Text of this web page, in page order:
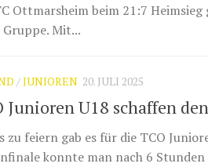
Ottmarsheim beim 21:7
Mit...
/JUNIOREN 20. JULI 2025
Junioren U18 schaffen
zu feiern gab es für die TCO
konnte man nach 6